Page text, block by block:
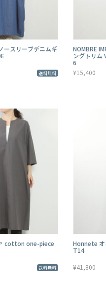
ースリーブデニムギ
送料無料
NOMBRE
ングトリム
6
¥15,400
cotton one-piece
送料無料
Honnete オ
T14
¥41,800